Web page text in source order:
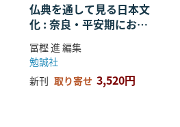
仏典を通して見る日本文
化 : 奈良・平安期におけ
る仏教の受容・融合・展
開
冨樫 進 編集
勉誠社
新刊 取り寄せ 3,520円